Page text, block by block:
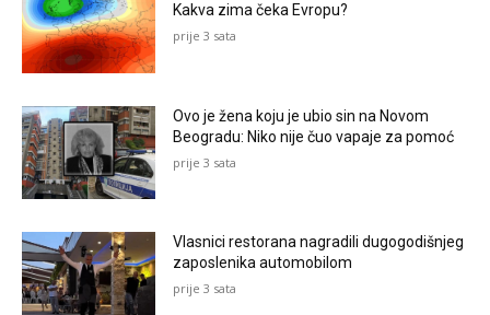
Kakva zima čeka Evropu?
prije 3 sata
Ovo je žena koju je ubio sin na Novom
Beogradu: Niko nije čuo vapaje za pomoć
prije 3 sata
Vlasnici restorana nagradili dugogodišnjeg
zaposlenika automobilom
prije 3 sata